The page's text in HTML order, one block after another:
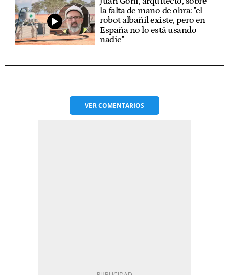
la falta de mano de obra: "el
robot albañil existe, pero en
España no lo está usando
nadie"
VERCOMENTARIOS